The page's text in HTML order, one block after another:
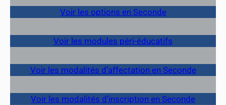
Voir les options en Seconde
Voir les modules péri-éducatifs
Voir les modalités d’affectation en Seconde
Voir les modalités d’inscription en Seconde